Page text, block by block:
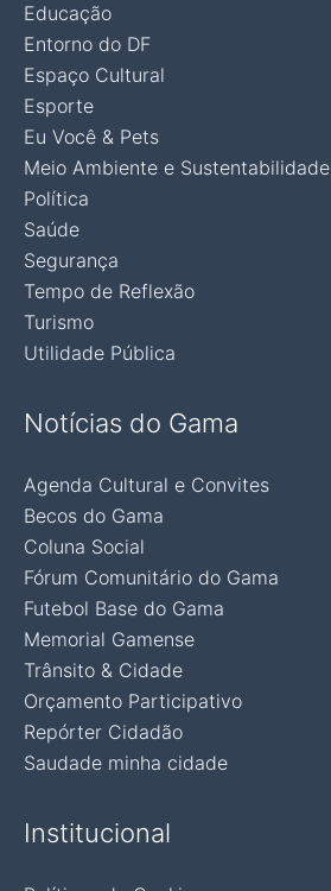
Educação
Entorno do DF
Espaço Cultural
Esporte
Eu Você & Pets
Meio Ambiente e Sustentabilidade
Política
Saúde
Segurança
Tempo de Reflexão
Turismo
Utilidade Pública
Notícias do Gama
Agenda Cultural e Convites
Becos do Gama
Coluna Social
Fórum Comunitário do Gama
Futebol Base do Gama
Memorial Gamense
Trânsito & Cidade
Orçamento Participativo
Repórter Cidadão
Saudade minha cidade
Institucional